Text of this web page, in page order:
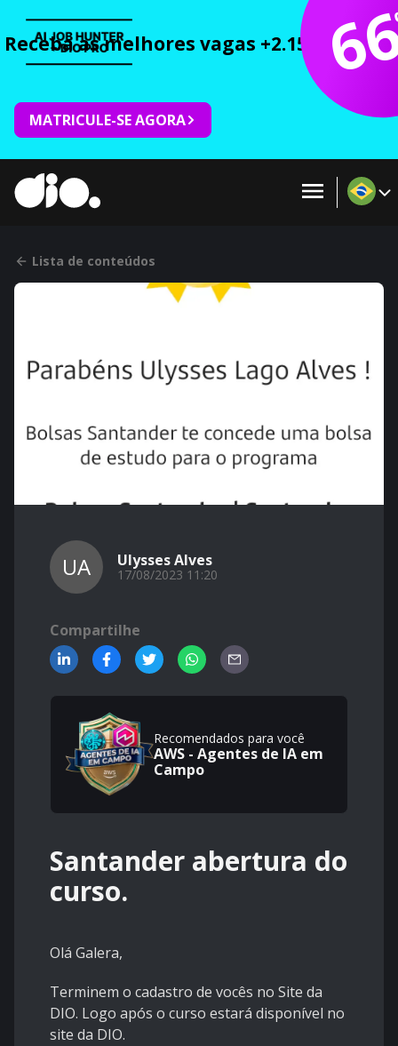
Receba as melhores vagas +2.150 cursos
MATRICULE-SE AGORA
Lista de conteúdos
UA Ulysses Alves
17/08/2023 11:20
Compartilhe
Recomendados para você
AWS - Agentes de IA em
Campo
Santander abertura do
curso.
Olá Galera,
Terminem o cadastro de vocês no Site da
DIO. Logo após o curso estará disponível no
site da DIO.